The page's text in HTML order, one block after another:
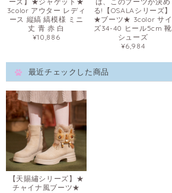
3color アウター レディ
ース 縦縞 縞模様 ミニ
丈 青 赤 白
¥10,886
る!【OSALAシリーズ】
★ブーツ★ 3color サイ
ズ34-40 ヒール5cm 靴
シューズ
¥6,984
最近チェックした商品
【天賜繡シリーズ】★
チャイナ風ブーツ★